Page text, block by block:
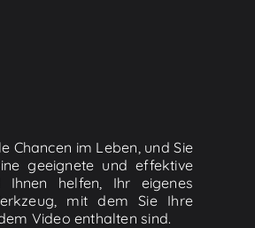
Chancen im Leben, und Sie
geeignete und effektive
Ihnen helfen, Ihr eigenes
mit dem Sie Ihre
Video enthalten sind.